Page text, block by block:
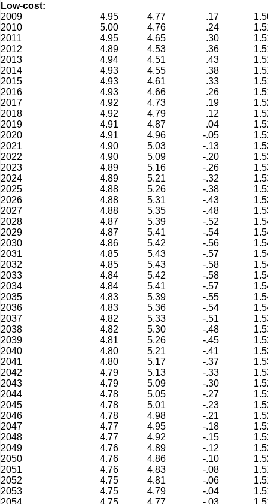
Low-cost:
2009
4.95 4.77 .17
2010
5.00 4.76 .24
2011
4.95 4.65 .30
2012
4.89 4.53 .36
2013
4.94 4.51 .43
2014
4.93 4.55 .38
2015
4.93 4.61 .33
2016
4.93 4.66 .26
2017
4.92 4.73 .19
2018
4.92 4.79 .12
2019
4.91 4.87 .04
2020
4.91 4.96 -.05
2021
4.90 5.03 -.13
2022
4.90 5.09 -.20
2023
4.89 5.16 -.26
2024
4.89 5.21 -.32
2025
4.88 5.26 -.38
2026
4.88 5.31 -.43
2027
4.88 5.35 -.48
2028
4.87 5.39 -.52
2029
4.87 5.41 -.54
2030
4.86 5.42 -.56
2031
4.85 5.43 -.57
2032
4.85 5.43 -.58
2033
4.84 5.42 -.58
2034
4.84 5.41 -.57
2035
4.83 5.39 -.55
2036
4.83 5.36 -.54
2037
4.82 5.33 -.51
2038
4.82 5.30 -.48
2039
4.81 5.26 -.45
2040
4.80 5.21 -.41
2041
4.80 5.17 -.37
2042
4.79 5.13 -.33
2043
4.79 5.09 -.30
2044
4.78 5.05 -.27
2045
4.78 5.01 -.23
2046
4.78 4.98 -.21
2047
4.77 4.95 -.18
2048
4.77 4.92 -.15
2049
4.76 4.89 -.12
2050
4.76 4.86 -.10
2051
4.76 4.83 -.08
2052
4.75 4.81 -.06
2053
4.75 4.79 -.04
2054
4.75 4.77 -.03